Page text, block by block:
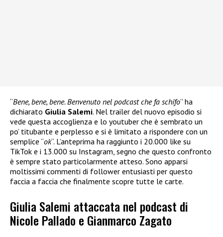
“Bene, bene, bene. Benvenuto nel podcast che fa schifo” ha
dichiarato Giulia Salemi. Nel trailer del nuovo episodio si
vede questa accoglienza e lo youtuber che è sembrato un
po’ titubante e perplesso e si è limitato a rispondere con un
semplice “ok“. L’anteprima ha raggiunto i 20.000 like su
TikTok e i 13.000 su Instagram, segno che questo confronto
è sempre stato particolarmente atteso. Sono apparsi
moltissimi commenti di follower entusiasti per questo
faccia a faccia che finalmente scopre tutte le carte.
Giulia Salemi attaccata nel podcast di
Nicole Pallado e Gianmarco Zagato